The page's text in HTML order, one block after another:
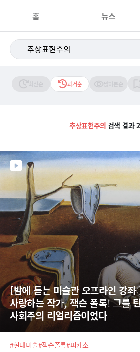
홈 뉴스
과거순
추상표현주의 검색 결과
[밤에 듣는 미술관 오프라인 강
사랑하는 작가, 잭슨 폴록! 그를
사회주의 리얼리즘이었다
#현대미술#잭슨폴록#피카소